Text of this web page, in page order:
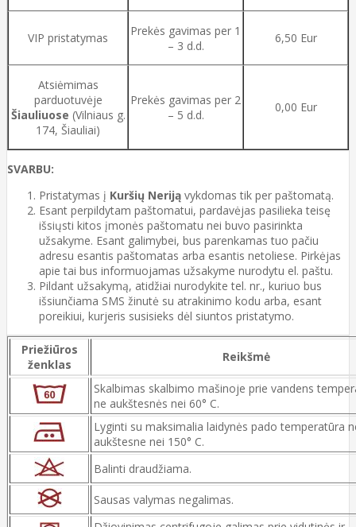
VIP pristatymas
Prekės gavimas per 1
– 3 d.d.
6,50 Eur
Atsiėmimas
parduotuvėje
Šiauliuose (Vilniaus g.
174, Šiauliai)
Prekės gavimas per 2
– 5 d.d.
0,00 Eur
SVARBU:
Pristatymas į Kuršių Neriją vykdomas tik per paštomatą.
Esant perpildytam paštomatui, pardavėjas pasilieka teisę
išsiųsti kitos įmonės paštomatu nei buvo pasirinkta
užsakyme. Esant galimybei, bus parenkamas tuo pačiu
adresu esantis paštomatas arba esantis netoliese. Pirkėjas
apie tai bus informuojamas užsakyme nurodytu el. paštu.
Pildant užsakymą, atidžiai nurodykite tel. nr., kuriuo bus
išsiunčiama SMS žinutė su atrakinimo kodu arba, esant
poreikiui, kurjeris susisieks dėl siuntos pristatymo.
Priežiūros
ženklas
Reikšmė
Skalbimas skalbimo mašinoje prie vandens
ne aukštesnės nei 60° C.
Lyginti su maksimalia laidynės pado temperatūra
aukštesne nei 150° C.
Balinti draudžiama.
Sausas valymas negalimas.